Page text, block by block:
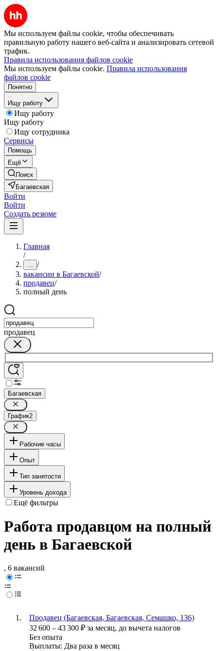
Мы используем файлы cookie, чтобы обеспечивать
правильную работу нашего веб-сайта и анализировать сетевой
трафик.
Правила использования файлов cookie
Мы используем файлы cookie. Правила использования
файлов cookie
Понятно
Ищу работу
Ищу работу
Ищу работу
Ищу сотрудника
Сервисы
Помощь
Ещё
Поиск
Багаевская
Войти
Войти
Создать резюме
Главная
/
... /
вакансии в Багаевской/
продавец/
полный день
продавец
Багаевская
График2
Рабочие часы
Опыт
Тип занятости
Уровень дохода
Ещё фильтры
Работа продавцом на полный
день в Багаевской
, 6 вакансий
Продавец (Багаевская, Багаевская, Семашко, 136)
32 600 – 43 300 ₽ за месяц, до вычета налогов
Без опыта
Выплаты: Два раза в месяц